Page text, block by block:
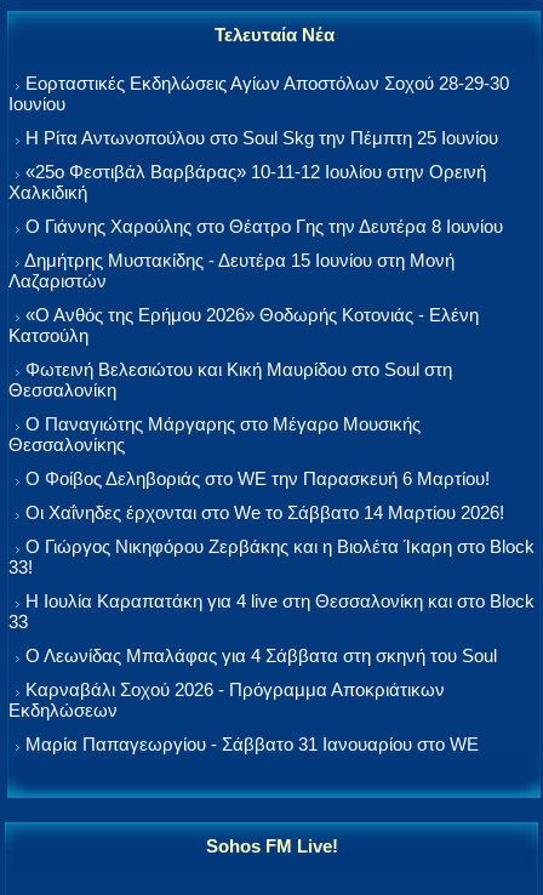
Τελευταία Νέα
Εορταστικές Εκδηλώσεις Αγίων Αποστόλων Σοχού 28-29-30
Ιουνίου
Η Ρίτα Αντωνοπούλου στο Soul Skg την Πέμπτη 25 Ιουνίου
«25ο Φεστιβάλ Βαρβάρας» 10-11-12 Ιουλίου στην Ορεινή
Χαλκιδική
Ο Γιάννης Χαρούλης στο Θέατρο Γης την Δευτέρα 8 Ιουνίου
Δημήτρης Μυστακίδης - Δευτέρα 15 Ιουνίου στη Μονή
Λαζαριστών
«Ο Ανθός της Ερήμου 2026» Θοδωρής Κοτονιάς - Ελένη
Κατσούλη
Φωτεινή Βελεσιώτου και Κική Μαυρίδου στο Soul στη
Θεσσαλονίκη
Ο Παναγιώτης Μάργαρης στο Μέγαρο Μουσικής
Θεσσαλονίκης
Ο Φοίβος Δεληβοριάς στο WE την Παρασκευή 6 Μαρτίου!
Οι Χαΐνηδες έρχονται στο We το Σάββατο 14 Μαρτίου 2026!
Ο Γιώργος Νικηφόρου Ζερβάκης και η Βιολέτα Ίκαρη στο Block
33!
Η Ιουλία Καραπατάκη για 4 live στη Θεσσαλονίκη και στο Block
33
Ο Λεωνίδας Μπαλάφας για 4 Σάββατα στη σκηνή του Soul
Καρναβάλι Σοχού 2026 - Πρόγραμμα Αποκριάτικων
Εκδηλώσεων
Μαρία Παπαγεωργίου - Σάββατο 31 Ιανουαρίου στο WE
Sohos FM Live!